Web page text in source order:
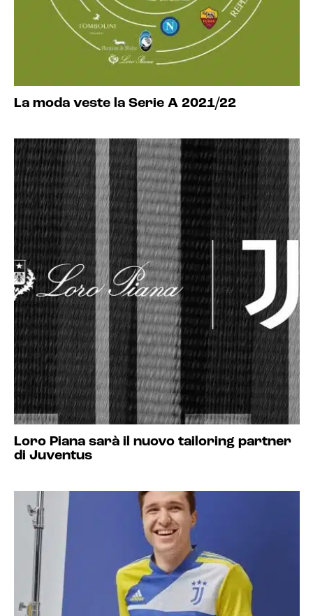
La moda veste la Serie A 2021/22
Loro Piana sarà il nuovo tailoring partner
di Juventus